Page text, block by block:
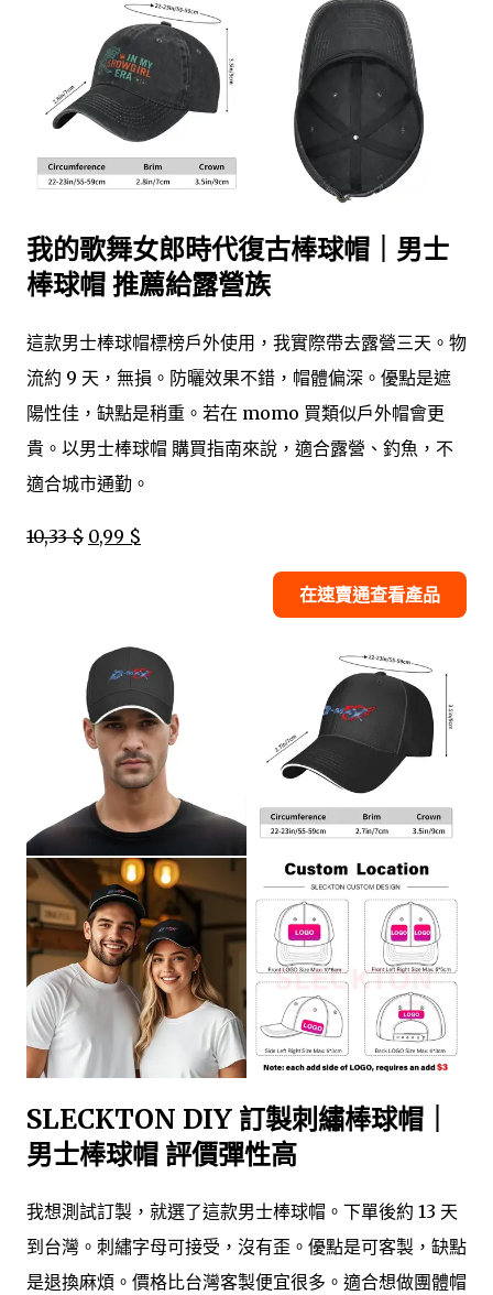
我的歌舞女郎時代復古棒球帽｜男士
棒球帽 推薦給露營族
這款男士棒球帽標榜戶外使用，我實際帶去露營三天。物
流約 9 天，無損。防曬效果不錯，帽體偏深。優點是遮
陽性佳，缺點是稍重。若在 momo 買類似戶外帽會更
貴。以男士棒球帽 購買指南來說，適合露營、釣魚，不
適合城市通勤。
10,33 $ 0,99 $
在速賣通查看產品
SLECKTON DIY 訂製刺繡棒球帽｜
男士棒球帽 評價彈性高
我想測試訂製，就選了這款男士棒球帽。下單後約 13 天
到台灣。刺繡字母可接受，沒有歪。優點是可客製，缺點
是退換麻煩。價格比台灣客製便宜很多。適合想做團體帽